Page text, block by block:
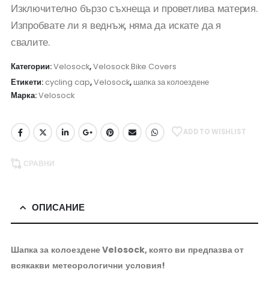
Изключително бързо съхнеща и проветлива материя.
Изпробвате ли я веднъж, няма да искате да я
свалите.
Категории:Velosock,Velosock Bike Covers
Етикети: cycling cap,Velosock, шапка за колоездене
Марка:Velosock
ADD TO WISHLIST
СРАВНИ
ОПИСАНИЕ
Шапка за колоездене Velosock, която ви предпазва от
всякакви метеорологични условия!